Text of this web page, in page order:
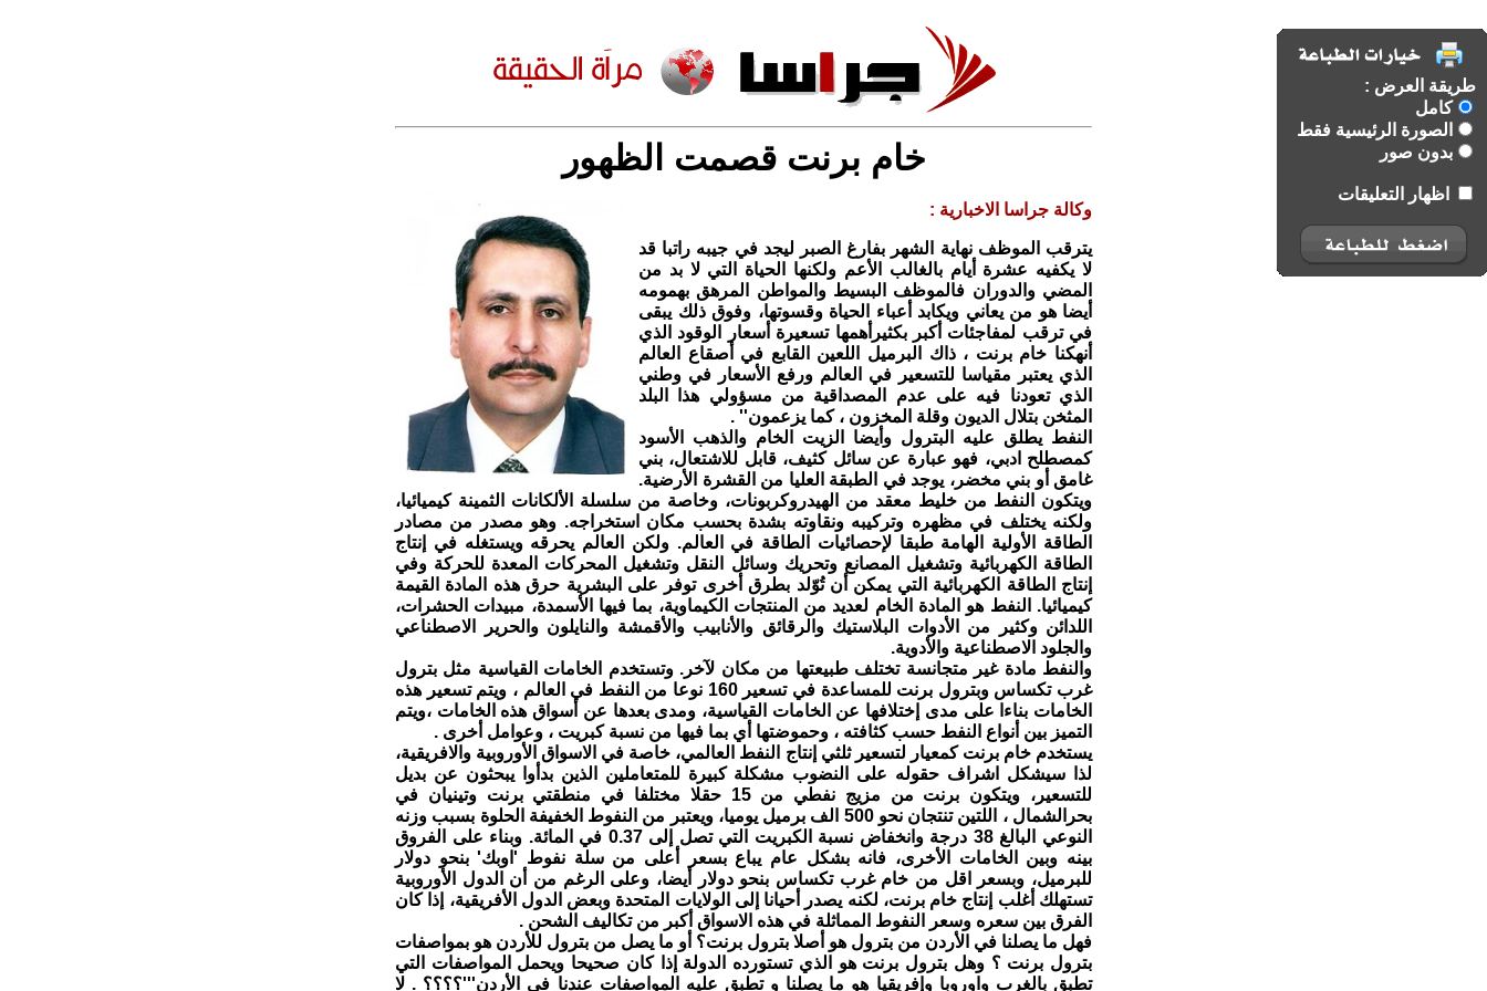
طريقة العرض :
كامل
الصورة الرئيسية فقط
بدون صور
اظهار التعليقات
خام برنت قصمت الظهور
وكالة جراسا الاخبارية :
يترقب الموظف نهاية الشهر بفارغ الصبر ليجد في جيبه راتبا قد
لا يكفيه عشرة أيام بالغالب الأعم ولكنها الحياة التي لا بد من
المضي والدوران فالموظف البسيط والمواطن المرهق بهمومه
أيضا هو من يعاني ويكابد أعباء الحياة وقسوتها، وفوق ذلك يبقى
في ترقب لمفاجئات أكبر بكثيرأهمها تسعيرة أسعار الوقود الذي
أنهكنا خام برنت ، ذاك البرميل اللعين القابع في أصقاع العالم
الذي يعتبر مقياسا للتسعير في العالم ورفع الأسعار في وطني
الذي تعودنا فيه على عدم المصداقية من مسؤولي هذا البلد
المثخن بتلال الديون وقلة المخزون ، كما يزعمون'' .
النفط يطلق عليه البترول وأيضا الزيت الخام والذهب الأسود
كمصطلح ادبي، فهو عبارة عن سائل كثيف، قابل للاشتعال، بني
غامق أو بني مخضر، يوجد في الطبقة العليا من القشرة الأرضية.
ويتكون النفط من خليط معقد من الهيدروكربونات، وخاصة من سلسلة الألكانات الثمينة كيميائيا،
ولكنه يختلف في مظهره وتركيبه ونقاوته بشدة بحسب مكان استخراجه. وهو مصدر من مصادر
الطاقة الأولية الهامة طبقا لإحصائيات الطاقة في العالم. ولكن العالم يحرقه ويستغله في إنتاج
الطاقة الكهربائية وتشغيل المصانع وتحريك وسائل النقل وتشغيل المحركات المعدة للحركة وفي
إنتاج الطاقة الكهربائية التي يمكن أن تُوّلد بطرق أخرى توفر على البشرية حرق هذه المادة القيمة
كيميائيا. النفط هو المادة الخام لعديد من المنتجات الكيماوية، بما فيها الأسمدة، مبيدات الحشرات،
اللدائن وكثير من الأدوات البلاستيك والرقائق والأنابيب والأقمشة والنايلون والحرير الاصطناعي
والجلود الاصطناعية والأدوية.
والنفط مادة غير متجانسة تختلف طبيعتها من مكان لآخر. وتستخدم الخامات القياسية مثل بترول
غرب تكساس وبترول برنت للمساعدة في تسعير 160 نوعا من النفط في العالم ، ويتم تسعير هذه
الخامات بناءا على مدى إختلافها عن الخامات القياسية، ومدى بعدها عن أسواق هذه الخامات ،ويتم
التميز بين أنواع النفط حسب كثافته ، وحموضتها أي بما فيها من نسبة كبريت ، وعوامل أخرى .
يستخدم خام برنت كمعيار لتسعير ثلثي إنتاج النفط العالمي، خاصة في الاسواق الأوروبية والافريقية،
لذا سيشكل اشراف حقوله على النضوب مشكلة كبيرة للمتعاملين الذين بدأوا يبحثون عن بديل
للتسعير، ويتكون برنت من مزيج نفطي من 15 حقلا مختلفا في منطقتي برنت وتينيان في
بحرالشمال ، اللتين تنتجان نحو 500 الف برميل يوميا، ويعتبر من النفوط الخفيفة الحلوة بسبب وزنه
النوعي البالغ 38 درجة وانخفاض نسبة الكبريت التي تصل إلى 0.37 في المائة. وبناء على الفروق
بينه وبين الخامات الأخرى، فانه بشكل عام يباع بسعر أعلى من سلة نفوط 'اوبك' بنحو دولار
للبرميل، وبسعر اقل من خام غرب تكساس بنحو دولار أيضا، وعلى الرغم من أن الدول الأوروبية
تستهلك أغلب إنتاج خام برنت، لكنه يصدر أحيانا إلى الولايات المتحدة وبعض الدول الأفريقية، إذا كان
الفرق بين سعره وسعر النفوط المماثلة في هذه الاسواق أكبر من تكاليف الشحن .
فهل ما يصلنا في الأردن من بترول هو أصلا بترول برنت؟ أو ما يصل من بترول للأردن هو بمواصفات
بترول برنت ؟ وهل بترول برنت هو الذي تستورده الدولة إذا كان صحيحا ويحمل المواصفات التي
تطبق بالغرب واوروبا وإفريقيا هو ما يصلنا و تطبق عليه المواصفات عندنا في الأردن'''؟؟؟؟ . لا